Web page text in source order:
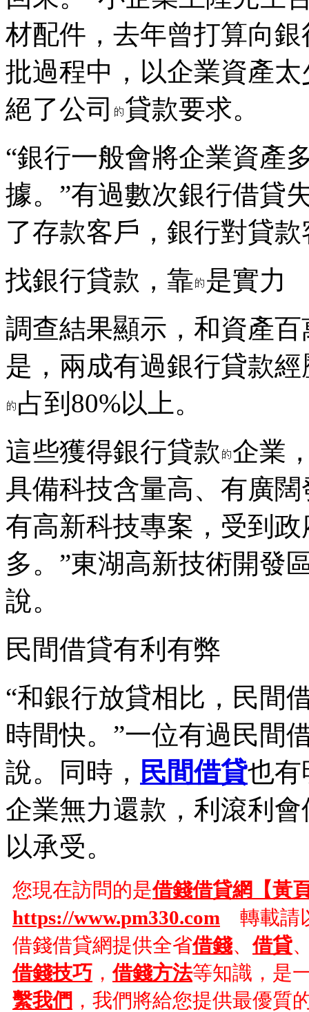
材配件，去年曾打算向
批過程中，以企業資產
絕了公司
貸款要求。
“銀行一般會將企業資產
據。”有過數次銀行借貸
了存款客戶，銀行對貸
找銀行貸款，靠 是實力
調查結果顯示，和資產
是，兩成有過銀行貸款經
占到80%以上。
這些獲得銀行貸款 企業
具備科技含量高、有廣
有高新科技專案，受到
多。”東湖高新技術開發
說。
民間借貸有利有弊
“和銀行放貸相比，民間
時間快。”一位有過民間
說。同時， 民間借貸也有
企業無力還款，利滾利
以承受。
您現在訪問的是借錢借貸網【黃
https://www.pm330.com 轉載請
借錢借貸網提供全省借錢、借貸
借錢技巧 ，借錢方法等知識，是
繫我們 ，我們將給您提供最優質